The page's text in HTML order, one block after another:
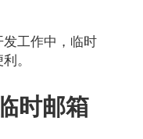
工作中，临时
。
时邮箱